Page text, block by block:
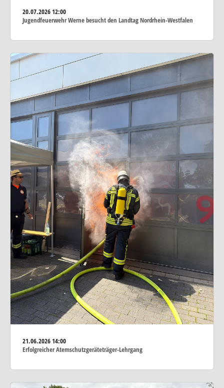
20.07.202612:00
Jugendfeuerwehr Werne besucht den Landtag Nordrhein-Westfalen
21.06.202614:00
Erfolgreicher Atemschutzgeräteträger-Lehrgang